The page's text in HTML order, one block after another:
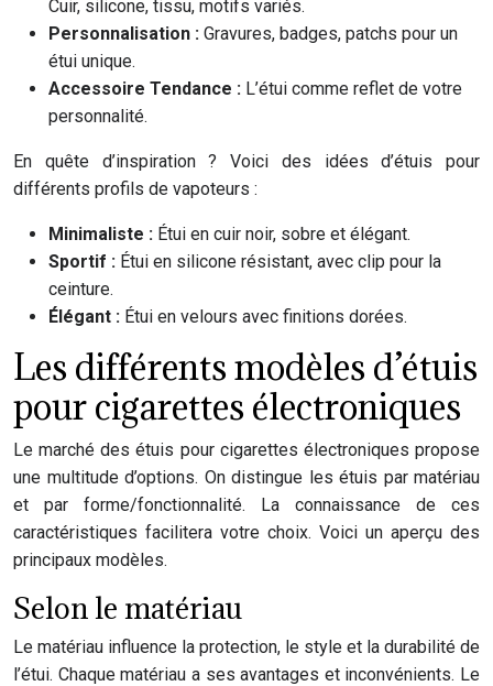
Cuir, silicone, tissu, motifs variés.
Personnalisation : Gravures, badges, patchs pour un
étui unique.
Accessoire Tendance : L’étui comme reflet de votre
personnalité.
En quête d’inspiration ? Voici des idées d’étuis pour
différents profils de vapoteurs :
Minimaliste : Étui en cuir noir, sobre et élégant.
Sportif : Étui en silicone résistant, avec clip pour la
ceinture.
Élégant : Étui en velours avec finitions dorées.
Les différents modèles d’étuis
pour cigarettes électroniques
Le marché des étuis pour cigarettes électroniques propose
une multitude d’options. On distingue les étuis par matériau
et par forme/fonctionnalité. La connaissance de ces
caractéristiques facilitera votre choix. Voici un aperçu des
principaux modèles.
Selon le matériau
Le matériau influence la protection, le style et la durabilité de
l’étui. Chaque matériau a ses avantages et inconvénients. Le